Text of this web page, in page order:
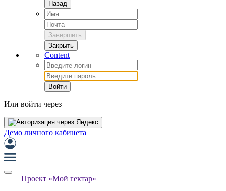
Назад
Завершить
Закрыть
Content
Войти
Или войти через
Демо личного кабинета
Проект «Мой гектар»